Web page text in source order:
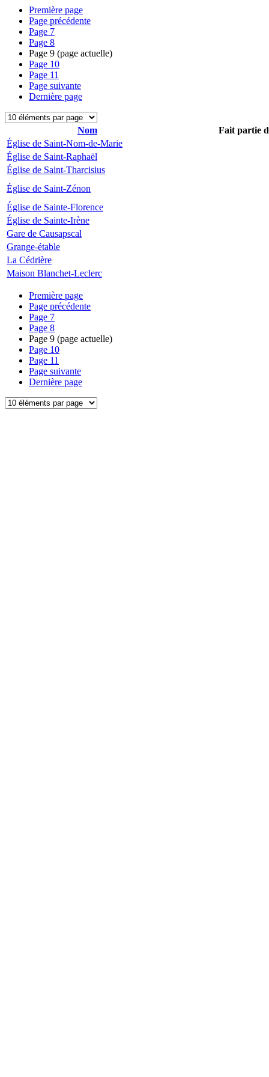
Première page
Page précédente
Page 7
Page 8
Page 9 (page actuelle)
Page 10
Page 11
Page suivante
Dernière page
Nom
Fait partie
Église de Saint-Nom-de-Marie
Église de Saint-Raphaël
Église de Saint-Tharcisius
Église de Saint-Zénon
Église de Sainte-Florence
Église de Sainte-Irène
Gare de Causapscal
Grange-étable
La Cédrière
Maison Blanchet-Leclerc
Première page
Page précédente
Page 7
Page 8
Page 9 (page actuelle)
Page 10
Page 11
Page suivante
Dernière page